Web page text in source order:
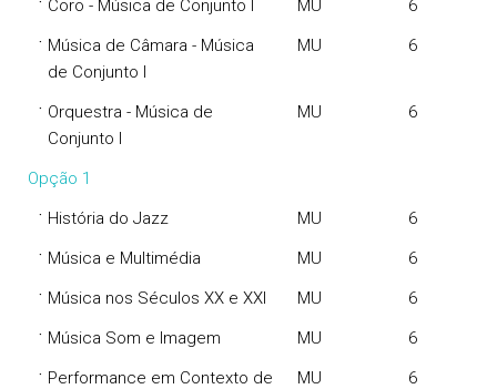
Coro - Música de Conjunto I MU 6
· Música de Câmara - Música
de Conjunto I
MU 6
· Orquestra - Música de
Conjunto I
MU 6
Opção 1
· História do Jazz MU 6
· Música e Multimédia MU 6
· Música nos Séculos XX e XXI MU 6
· Música Som e Imagem MU 6
· Performance em Contexto de
MU 6